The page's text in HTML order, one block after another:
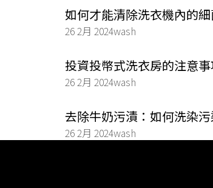
如何才能清除洗衣機內的
26 2月 2024wash
投資投幣式洗衣房的注意
26 2月 2024wash
去除牛奶污漬：如何洗染
26 2月 2024wash